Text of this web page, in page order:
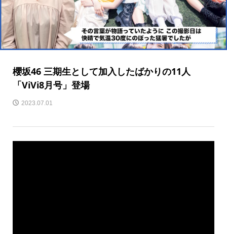
櫻坂46 三期生として加入したばかりの11人
「ViVi8月号」登場
2023.07.01